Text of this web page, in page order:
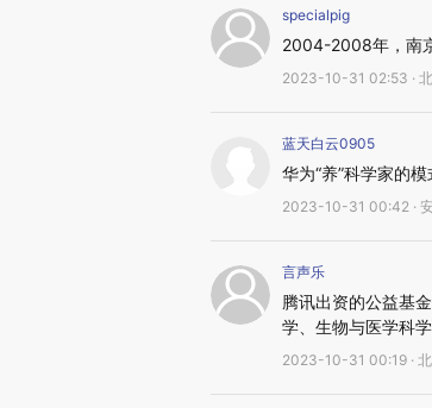
specialpig
2004-2008年，南
2023-10-31 02:53 ·
蓝天白云0905
华为“养”科学家的
2023-10-31 00:42 ·
言声乐
腾讯出资的公益基
学、生物与医学科
2023-10-31 00:19 ·